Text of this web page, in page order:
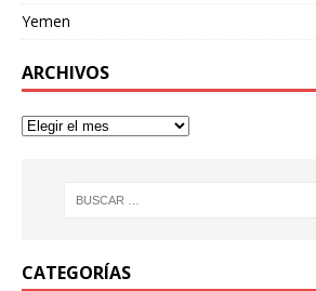
Yemen
ARCHIVOS
CATEGORÍAS